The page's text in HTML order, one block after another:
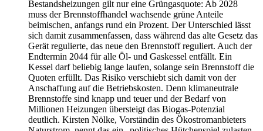
Bestandsheizungen gilt nur eine Grüngasquote: Ab 2028
muss der Brennstoffhandel wachsende grüne Anteile
beimischen, anfangs rund ein Prozent. Der Unterschied lässt
sich damit zusammenfassen, dass während das alte Gesetz das
Gerät regulierte, das neue den Brennstoff reguliert. Auch der
Endtermin 2044 für alle Öl- und Gaskessel entfällt. Ein
Kessel darf beliebig lange laufen, solange sein Brennstoff die
Quoten erfüllt. Das Risiko verschiebt sich damit von der
Anschaffung auf die Betriebskosten. Denn klimaneutrale
Brennstoffe sind knapp und teuer und der Bedarf von
Millionen Heizungen übersteigt das Biogas-Potenzial
deutlich. Kirsten Nölke, Vorständin des Ökostromanbieters